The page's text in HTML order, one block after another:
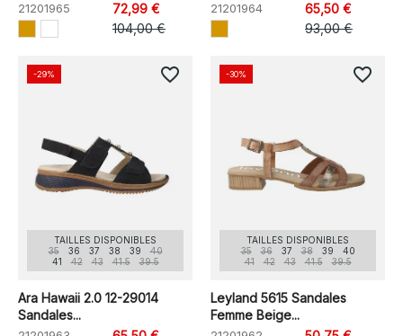
21201965
72,99 €
104,00 €
21201964
65,50 €
93,00 €
TAILLES DISPONIBLES
35
36 37 38 39
40
41
42 43 41.5 39.5
Ara Hawaii 2.0 12-29014
Sandales...
-29% favorite_border
TAILLES DISPONIBLES
35
36 37 38 39
40
41
42 43 41.5 39.5
Leyland 5615 Sandales
Femme Beige...
-30% favorite_border